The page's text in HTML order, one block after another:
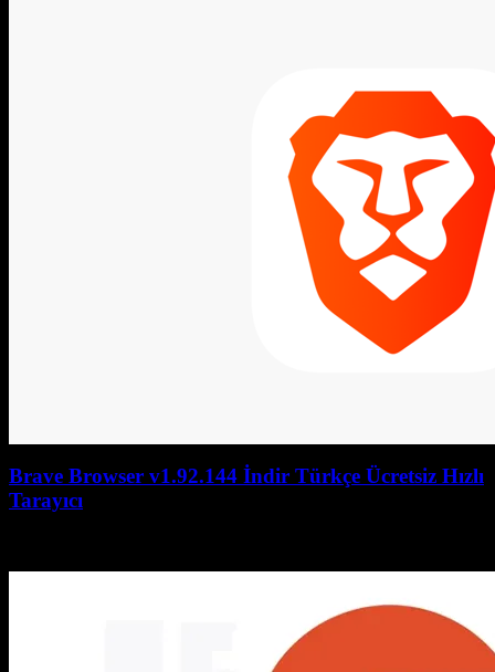
Brave Browser v1.92.144 İndir Türkçe Ücretsiz Hızlı
Tarayıcı